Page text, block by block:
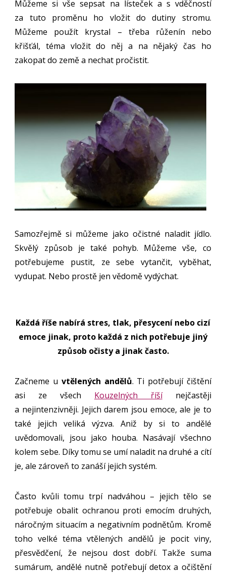
Můžeme si vše sepsat na lísteček a s vděčností
za tuto proměnu ho vložit do dutiny stromu.
Můžeme použít krystal – třeba růženín nebo
křišťál, téma vložit do něj a na nějaký čas ho
zakopat do země a nechat pročistit.
Samozřejmě si můžeme jako očistné naladit jídlo.
Skvělý způsob je také pohyb. Můžeme vše, co
potřebujeme pustit, ze sebe vytančit, vyběhat,
vydupat. Nebo prostě jen vědomě vydýchat.
Každá říše nabírá stres, tlak, přesycení nebo cizí
emoce jinak, proto každá z nich potřebuje jiný
způsob očisty a jinak často.
Začneme u vtělených andělů. Ti potřebují čištění
asi ze všech Kouzelných říšínejčastěji
a nejintenzivněji. Jejich darem jsou emoce, ale je to
také jejich veliká výzva. Aniž by si to andělé
uvědomovali, jsou jako houba. Nasávají všechno
kolem sebe. Díky tomu se umí naladit na druhé a cítí
je, ale zároveň to zanáší jejich systém.
Často kvůli tomu trpí nadváhou – jejich tělo se
potřebuje obalit ochranou proti emocím druhých,
náročným situacím a negativním podnětům. Kromě
toho velké téma vtělených andělů je pocit viny,
přesvědčení, že nejsou dost dobří. Takže suma
sumárum, andělé nutně potřebují detox a očištění